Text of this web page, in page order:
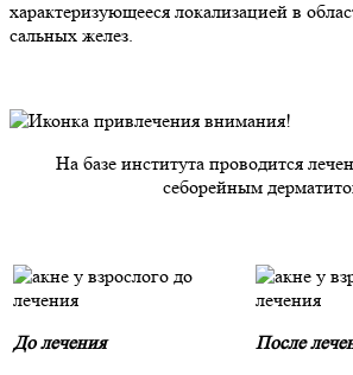
характеризующееся локализацией в
сальных желез.
На базе института проводится
себорейным
До лечения После